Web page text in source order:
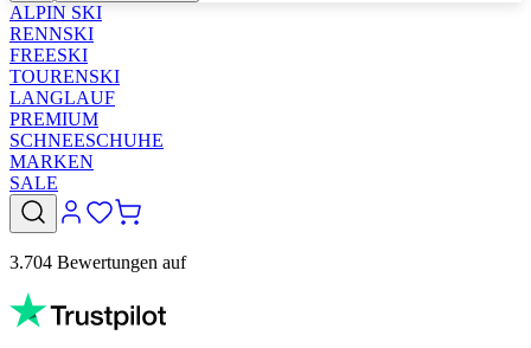
ALPIN SKI
RENNSKI
FREESKI
TOURENSKI
LANGLAUF
PREMIUM
SCHNEESCHUHE
MARKEN
SALE
3.704 Bewertungen auf